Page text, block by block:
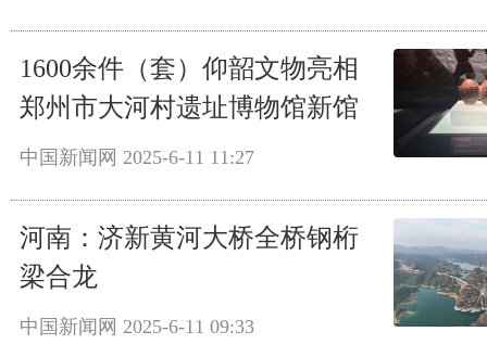
1600余件（套）仰韶文物亮相
郑州市大河村遗址博物馆新馆
中国新闻网 2025-6-11 11:27
河南：济新黄河大桥全桥钢桁
梁合龙
中国新闻网 2025-6-11 09:33